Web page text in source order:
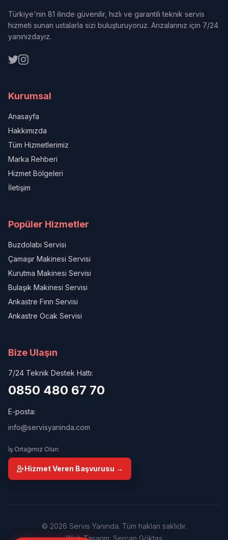
Türkiye'nin 81 ilinde güvenilir, hızlı ve garantili teknik servis
hizmeti sunan ustalarla sizi buluşturuyoruz. Arızalarınız için 7/24
yanınızdayız.
Kurumsal
Anasayfa
Hakkımızda
Tüm Hizmetlerimiz
Marka Rehberi
Hizmet Bölgeleri
İletişim
Popüler Hizmetler
Buzdolabı Servisi
Çamaşır Makinesi Servisi
Kurutma Makinesi Servisi
Bulaşık Makinesi Servisi
Ankastre Fırın Servisi
Ankastre Ocak Servisi
Bize Ulaşın
7/24 Teknik Destek Hattı:
0850 480 67 70
E-posta:
info@servisyaninda.com
İş Ortağımız Olun:
Hizmet Veren Başvurusu →
© 2026 Servis Yanında. Tüm hakları saklıdır.
Web Tasarım: Sercan Göktaş